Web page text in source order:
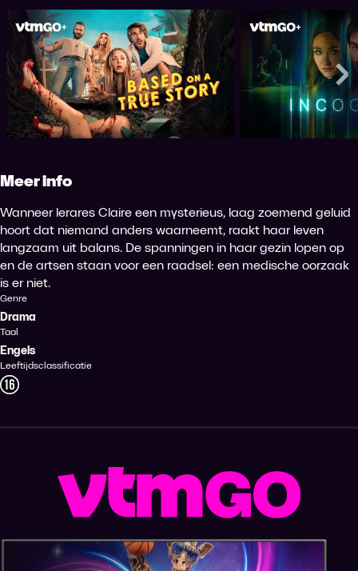
Based on a True Story
Meer info
Wanneer lerares Claire een mysterieus, laag zoemend geluid
hoort dat niemand anders waarneemt, raakt haar leven
langzaam uit balans. De spanningen in haar gezin lopen op
en de artsen staan voor een raadsel: een medische oorzaak
is er niet.
Genre
Drama
Taal
Engels
Leeftijdsclassificatie